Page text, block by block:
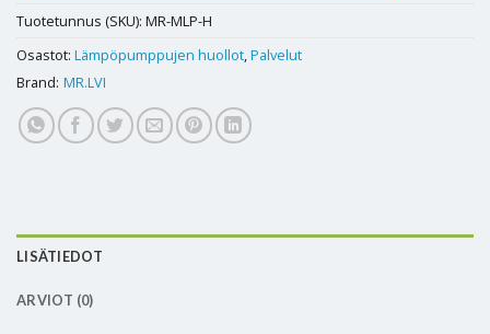
Tuotetunnus (SKU): MR-MLP-H
Osastot: Lämpöpumppujen huollot,Palvelut
Brand: MR.LVI
LISÄTIEDOT
ARVIOT (0)